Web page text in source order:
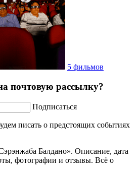
5 фильмов
почтовую рассылку?
Подписаться
писать о предстоящих событиях
Балдано». Описание, дата
фотографии и отзывы. Всё о